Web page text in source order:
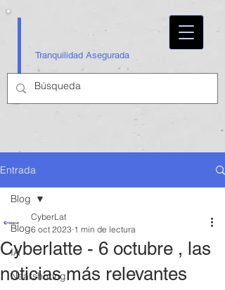
Tranquilidad Asegurada
Entrada
Blog
IA
Nearshoring
Blog
Cyberlatte - 6 octubre , las
noticias más relevantes
CyberLat
6 oct 2023 1 min de lectura